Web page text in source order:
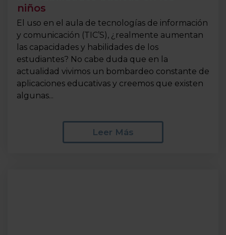
niños
El uso en el aula de tecnologías de información
y comunicación (TIC’S), ¿realmente aumentan
las capacidades y habilidades de los
estudiantes? No cabe duda que en la
actualidad vivimos un bombardeo constante de
aplicaciones educativas y creemos que existen
algunas...
Leer Más